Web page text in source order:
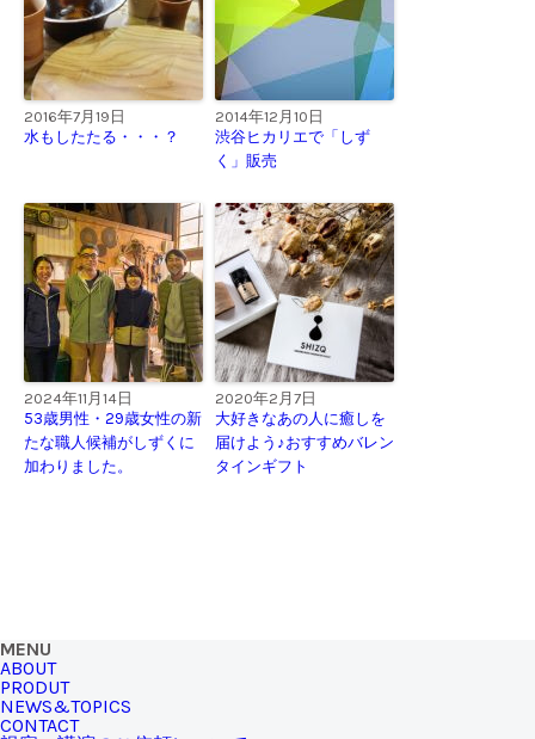
2016年7月19日
水もしたたる・・・？
2014年12月10日
渋谷ヒカリエで「しず
く」販売
2024年11月14日
53歳男性・29歳女性の新
たな職人候補がしずくに
加わりました。
2020年2月7日
大好きなあの人に癒しを
届けよう♪おすすめバレン
タインギフト
MENU
ABOUT
PRODUT
NEWS&TOPICS
CONTACT